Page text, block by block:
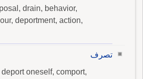
drain, behavior,
deportment, action,
تصرف
oneself, comport,